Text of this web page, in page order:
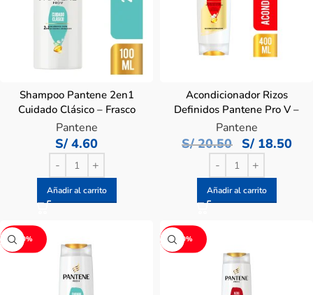
Shampoo Pantene 2en1
Cuidado Clásico – Frasco
100 ML
Pantene
S/ 4.60
Añadir al carrito
Acondicionador Rizos
Definidos Pantene Pro V –
Frasco 400 Ml
Pantene
S/20.50 S/18.50
Añadir al carrito
-10% -10%